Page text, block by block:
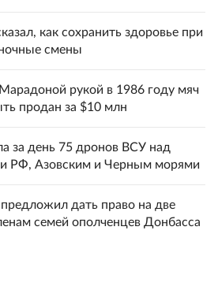
как сохранить здоровье при
смены
рукой в 1986 году мяч
продан за $10 млн
за день 75 дронов ВСУ над
РФ, Азовским и Черным морями
дать право на две
семей ополченцев Донбасса